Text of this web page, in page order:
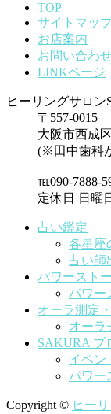
TOP
サイトマッ
お店案内
お問い合わ
LINKページ
ヒーリングサロン
〒557-0015
大阪市西成
(※田中歯科
℡090-7888-
定休日 日曜
占い鑑定
各星座
占い師
パワースト
パワー
オーラ測定
オーラ
SAKURA ブ
イベン
パワー
Copyright © ヒー